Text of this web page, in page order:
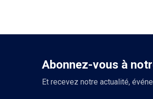
Abonnez-vous à
Et recevez notre actualité,